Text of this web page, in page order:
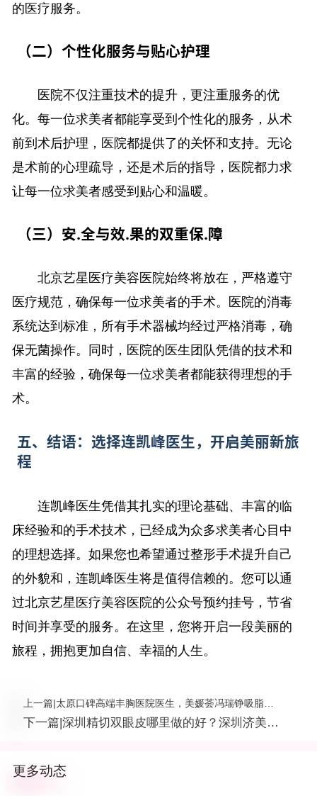
的医疗服务。
（二）个性化服务与贴心护理
医院不仅注重技术的提升，更注重服务的优
化。每一位求美者都能享受到个性化的服务，从术
前到术后护理，医院都提供了的关怀和支持。无论
是术前的心理疏导，还是术后的指导，医院都力求
让每一位求美者感受到贴心和温暖。
（三）安.全与效.果的双重保.障
北京艺星医疗美容医院始终将放在，严格遵守
医疗规范，确保每一位求美者的手术。医院的消毒
系统达到标准，所有手术器械均经过严格消毒，确
保无菌操作。同时，医院的医生团队凭借的技术和
丰富的经验，确保每一位求美者都能获得理想的手
术。
五、结语：选择连凯峰医生，开启美丽新旅
程
连凯峰医生凭借其扎实的理论基础、丰富的临
床经验和的手术技术，已经成为众多求美者心目中
的理想选择。如果您也希望通过整形手术提升自己
的外貌和，连凯峰医生将是值得信赖的。您可以通
过北京艺星医疗美容医院的公众号预约挂号，节省
时间并享受的服务。在这里，您将开启一段美丽的
旅程，拥抱更加自信、幸福的人生。
上一篇|太原口碑高端丰胸医院医生，美媛荟冯瑞铮吸脂价
格、效果全曝光，附预约入口
下一篇|深圳精切双眼皮哪里做的好？深圳济美仁
更多动态